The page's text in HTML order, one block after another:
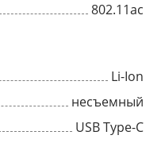
802.11ac
Li-Ion
несъемный
USB Type-C